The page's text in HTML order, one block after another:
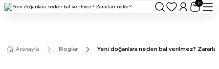
0
Anasayfa Bloglar Yeni doğanlara neden bal verilmez?